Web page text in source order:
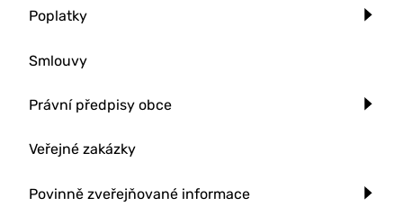
Poplatky
Smlouvy
Právní předpisy obce
Veřejné zakázky
Povinně zveřejňované informace